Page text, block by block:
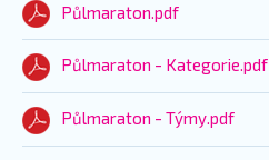
Půlmaraton.pdf
Půlmaraton - Kategorie.pdf
Půlmaraton - Týmy.pdf